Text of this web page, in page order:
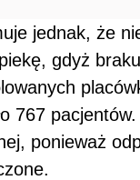
jednak, że
gdyż
767
ponieważ